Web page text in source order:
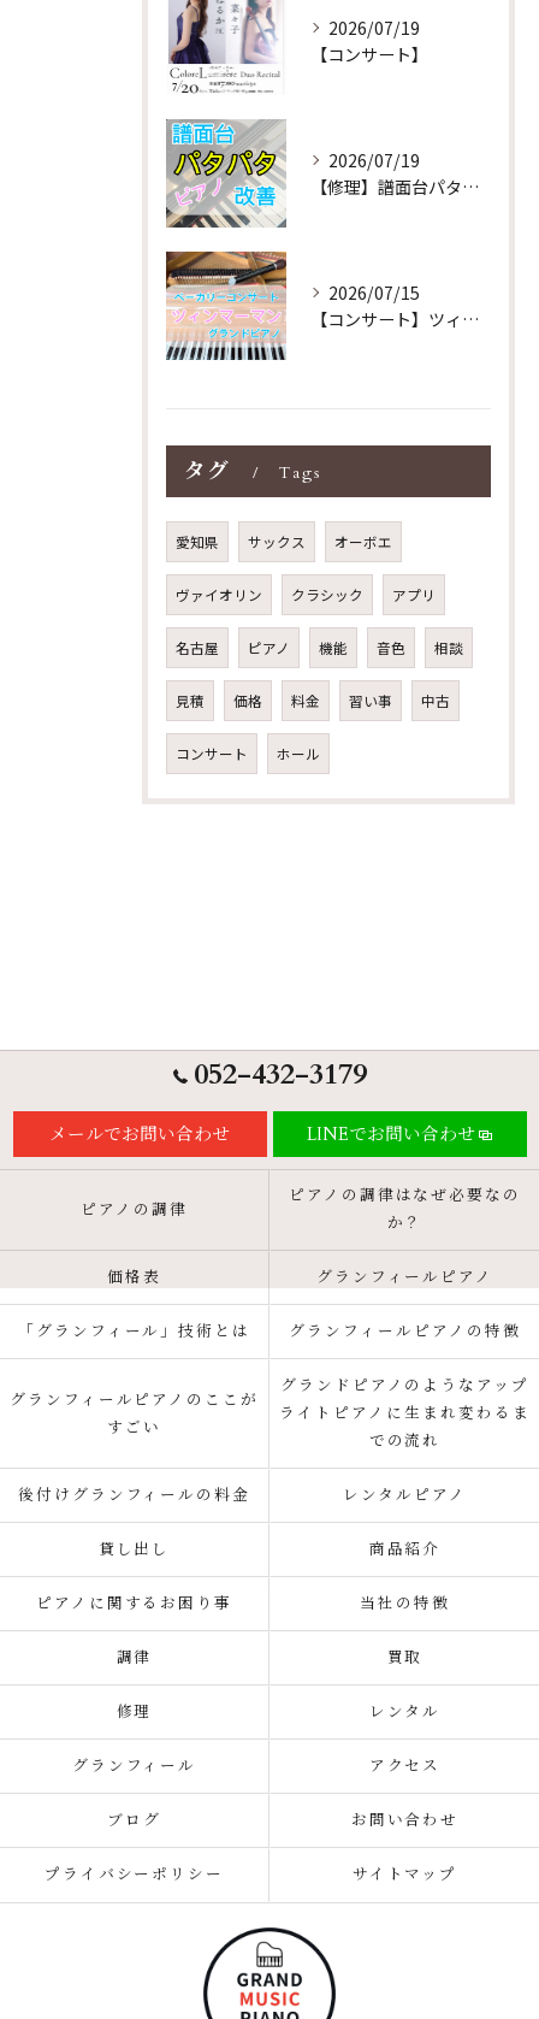
2026/07/19
【コンサート】
2026/07/19
【修理】譜面台パタパタを改善！ストレス解消！
2026/07/15
【コンサート】ツィンマーマンのグランドピアノ♪木目猫足グラン...
タグ Tags
愛知県 サックス オーボエ
ヴァイオリン クラシック アプリ
名古屋 ピアノ 機能 音色 相談
見積 価格 料金 習い事 中古
コンサート ホール
052-432-3179
メールでお問い合わせ LINEでお問い合わせ
ピアノの調律
ピアノの調律はなぜ必要なの
か？
価格表 グランフィールピアノ
「グランフィール」技術とは グランフィールピアノの特徴
グランフィールピアノのここが
すごい
グランドピアノのようなアップ
ライトピアノに生まれ変わるま
での流れ
後付けグランフィールの料金 レンタルピアノ
貸し出し 商品紹介
ピアノに関するお困り事 当社の特徴
調律 買取
修理 レンタル
グランフィール アクセス
ブログ お問い合わせ
プライバシーポリシー サイトマップ